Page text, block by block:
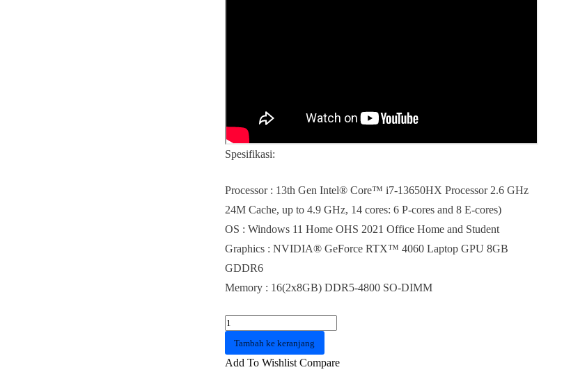
Spesifikasi:
Processor : 13th Gen Intel® Core™ i7-13650HX Processor 2.6 GHz
24M Cache, up to 4.9 GHz, 14 cores: 6 P-cores and 8 E-cores)
OS : Windows 11 Home OHS 2021 Office Home and Student
Graphics : NVIDIA® GeForce RTX™ 4060 Laptop GPU 8GB
GDDR6
Memory : 16(2x8GB) DDR5-4800 SO-DIMM
Kuantitas
ASUS
ROG
Tambah ke keranjang
Add To Wishlist Compare